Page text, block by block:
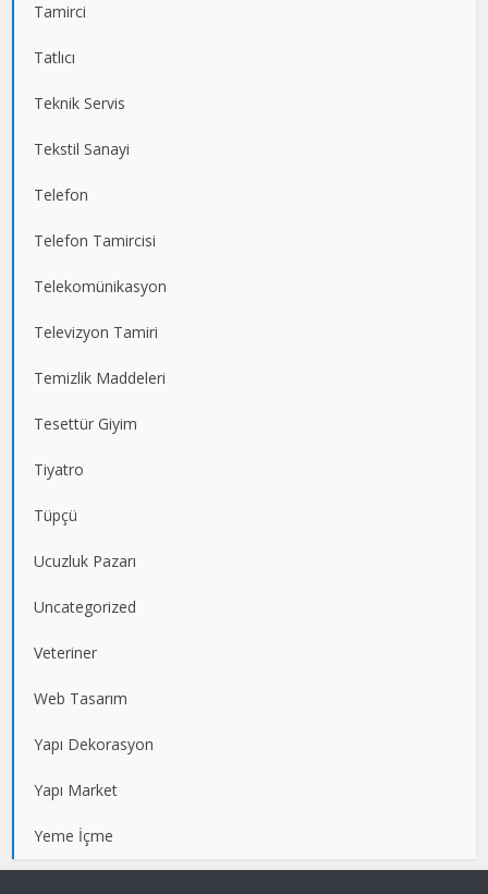
Tamirci
Tatlıcı
Teknik Servis
Tekstil Sanayi
Telefon
Telefon Tamircisi
Telekomünikasyon
Televizyon Tamiri
Temizlik Maddeleri
Tesettür Giyim
Tiyatro
Tüpçü
Ucuzluk Pazarı
Uncategorized
Veteriner
Web Tasarım
Yapı Dekorasyon
Yapı Market
Yeme İçme